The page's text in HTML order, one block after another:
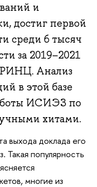
и
достиг первой
среди 6 тысяч
за 2019–2021
Анализ
в этой базе
ИСИЭЗ по
хитами.
выхода доклада его
Такая популярность
многие из